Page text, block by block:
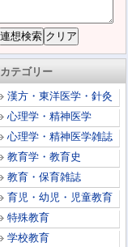
カテゴリー
漢方・東洋医学・針灸
心理学・精神医学
心理学・精神医学雑誌
教育学・教育史
教育・保育雑誌
育児・幼児・児童教育
特殊教育
学校教育